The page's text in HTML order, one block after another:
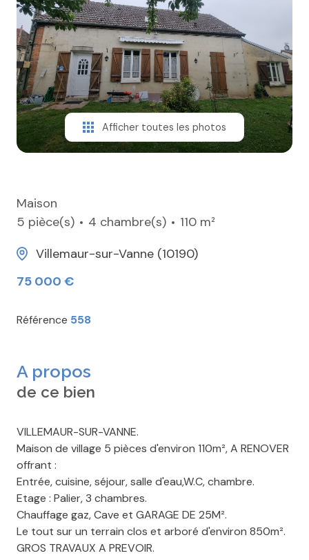
FAIRE
ESTIMER
CONTACT
Afficher toutes les photos
Maison
5 pièce(s)
4 chambre(s)
110 m²
Villemaur-sur-Vanne (10190)
75 000 €
Référence 558
A propos
de ce bien
VILLEMAUR-SUR-VANNE.
Maison de village 5 pièces d'environ 110m², A RENOVER
offrant :
Entrée, cuisine, séjour, salle d'eau,W.C, chambre.
Etage : Palier, 3 chambres.
Chauffage gaz, Cave et GARAGE DE 25M².
Le tout sur un terrain clos et arboré d'environ 850m².
GROS TRAVAUX A PREVOIR.